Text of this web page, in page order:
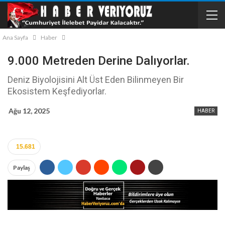
Ana Sayfa Haber
9.000 Metreden Derine Dalıyorlar.
Deniz Biyolojisini Alt Üst Eden Bilinmeyen Bir
Ekosistem Keşfediyorlar.
HABER
Ağu 12, 2025
15.681
Paylaş